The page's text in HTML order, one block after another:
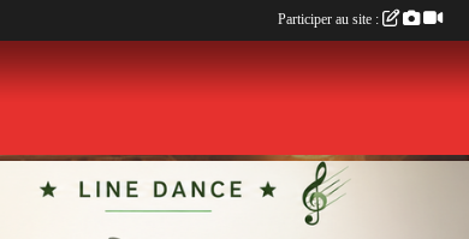
Participer au site :